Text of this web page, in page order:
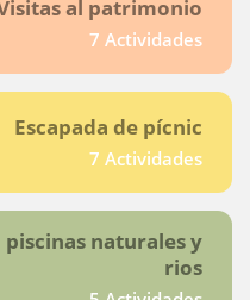
al patrimonio
7 Actividades
Escapada de pícnic
7 Actividades
piscinas naturales y
rios